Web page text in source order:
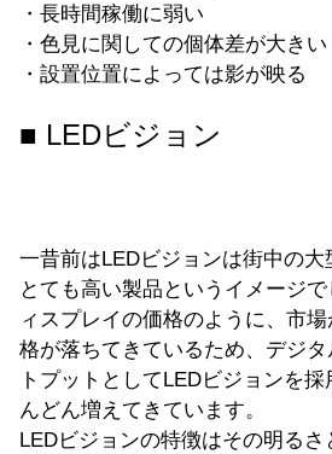
・長時間稼働に弱い
・色見に関しての個体差が大きい
・設置位置によっては影が映る
■ LEDビジョン
一昔前はLEDビジョンは街中の
とても高い製品というイメージ
ィスプレイの価格のように、市
格が落ちてきているため、デジ
トプットとしてLEDビジョンを
んどん増えてきています。
LEDビジョンの特徴はその明る